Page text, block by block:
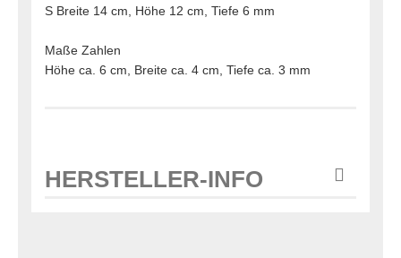
S Breite 14 cm, Höhe 12 cm, Tiefe 6 mm
Maße Zahlen
Höhe ca. 6 cm, Breite ca. 4 cm, Tiefe ca. 3 mm
HERSTELLER-INFO